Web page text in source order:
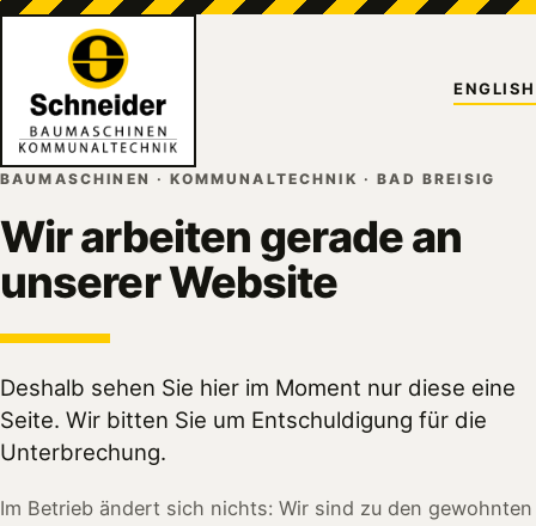
ENGLISH
BAUMASCHINEN · KOMMUNALTECHNIK · BAD BREISIG
Wir arbeiten gerade an
unserer Website
Deshalb sehen Sie hier im Moment nur diese eine
Seite. Wir bitten Sie um Entschuldigung für die
Unterbrechung.
Im Betrieb ändert sich nichts: Wir sind zu den gewohnten